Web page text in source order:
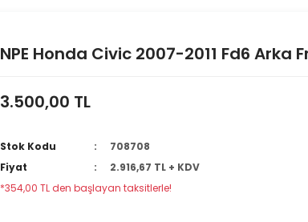
NPE Honda Civic 2007-2011 Fd6 Arka
3.500,00 TL
Stok Kodu
708708
Fiyat
2.916,67 TL + KDV
*354,00 TL den başlayan taksitlerle!